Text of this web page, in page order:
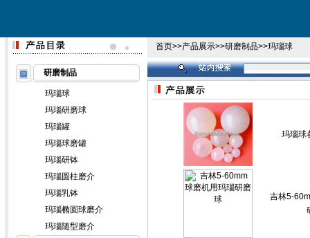
研磨制品
玛瑙球
玛瑙研磨球
玛瑙罐
玛瑙球磨罐
玛瑙研钵
玛瑙圆柱磨介
玛瑙乳钵
玛瑙椭圆球磨介
玛瑙随型磨介
首页>>产品展示>>研磨制品>>玛瑙球
玛瑙球
吉林5-